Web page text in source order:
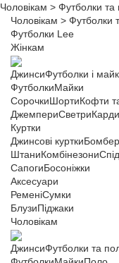
Чоловікам > Футболки та
Чоловікам > Футболки
Футболки Lee
Жінкам
ДжинсиФутболки і
ФутболкиМайки
СорочкиШортиКофти
ДжемпериСветри
Куртки
Джинсові куртки
ШтаниКомбінезони
СапогиБосоніжки
Аксесуари
РеменіСумки
БлузиПіджаки
Чоловікам
ДжинсиФутболки та